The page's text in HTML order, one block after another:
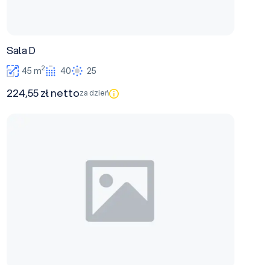
Sala D
45 m2 40 25
224,55 zł nettoza dzień